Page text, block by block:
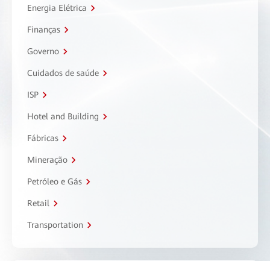
Energia Elétrica
Finanças
Governo
Cuidados de saúde
ISP
Hotel and Building
Fábricas
Mineração
Petróleo e Gás
Retail
Transportation